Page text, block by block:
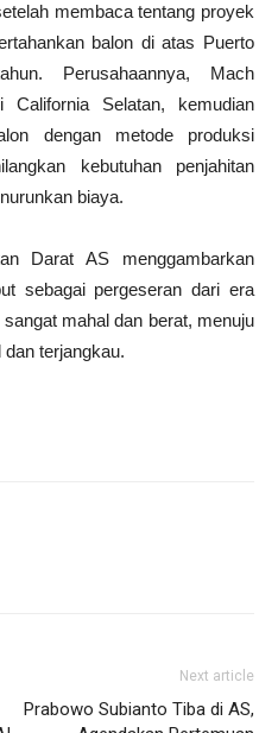
membaca tentang proyek
balon di atas Puerto
Perusahaannya, Mach
Selatan, kemudian
dengan metode produksi
kebutuhan penjahitan
biaya.
Darat AS menggambarkan
sebagai pergeseran dari era
mahal dan berat, menuju
terjangkau.
Next article
Prabowo Subianto Tiba di AS,